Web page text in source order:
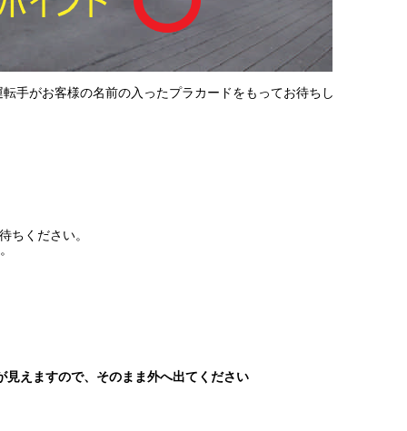
手がお客様の名前の入ったプラカードをもってお待ちし
ちください。
見えますので、そのまま外へ出てください